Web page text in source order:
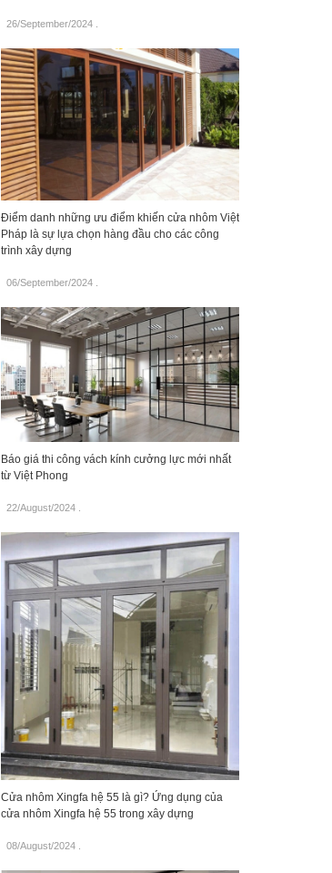
26/September/2024.
Điểm danh những ưu điểm khiến cửa nhôm Việt
Pháp là sự lựa chọn hàng đầu cho các công
trình xây dựng
06/September/2024.
Báo giá thi công vách kính cưởng lực mới nhất
từ Việt Phong
22/August/2024.
Cửa nhôm Xingfa hệ 55 là gì? Ứng dụng của
cửa nhôm Xingfa hệ 55 trong xây dựng
08/August/2024.